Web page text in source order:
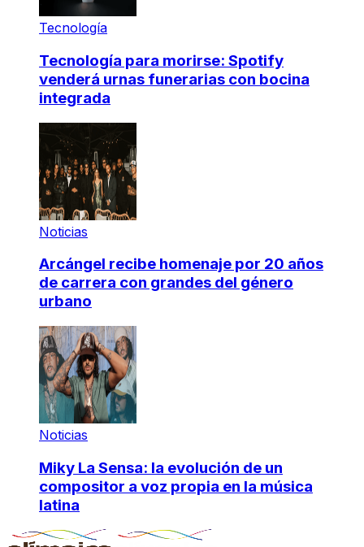
Tecnología
Tecnología para morirse: Spotify
venderá urnas funerarias con bocina
integrada
Noticias
Arcángel recibe homenaje por 20 años
de carrera con grandes del género
urbano
Noticias
Miky La Sensa: la evolución de un
compositor a voz propia en la música
latina